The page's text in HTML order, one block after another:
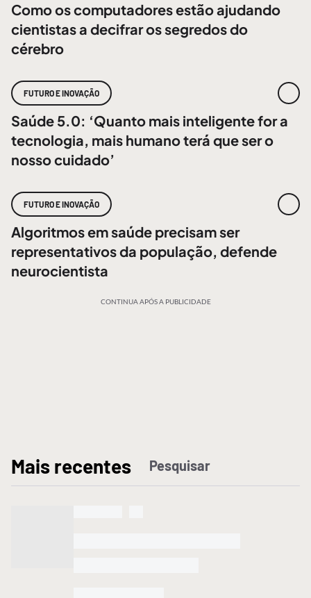
Como os computadores estão ajudando
cientistas a decifrar os segredos do
cérebro
FUTURO E INOVAÇÃO
Saúde 5.0: ‘Quanto mais inteligente for a
tecnologia, mais humano terá que ser o
nosso cuidado’
FUTURO E INOVAÇÃO
Algoritmos em saúde precisam ser
representativos da população, defende
neurocientista
CONTINUA APÓS A PUBLICIDADE
Mais recentes